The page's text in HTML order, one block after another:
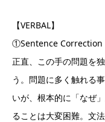
【VERBAL】
①Sentence Correction
正直、この手の問題を
う。問題に多く触れる
いが、根本的に「なぜ
ることは大変困難。文